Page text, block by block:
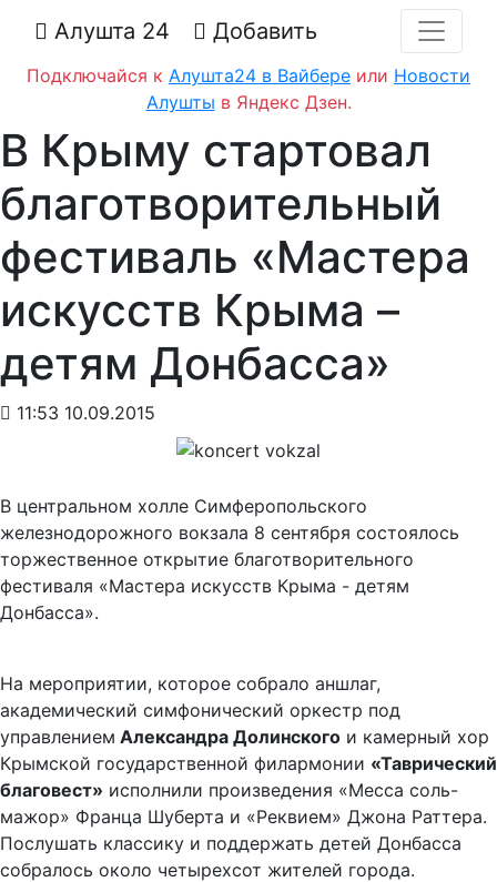
Алушта 24 Добавить
Подключайся к Алушта24 в Вайбере или Новости
Алушты в Яндекс Дзен.
В Крыму стартовал
благотворительный
фестиваль «Мастера
искусств Крыма –
детям Донбасса»
11:53 10.09.2015
В центральном холле Симферопольского
железнодорожного вокзала 8 сентября состоялось
торжественное открытие благотворительного
фестиваля «Мастера искусств Крыма - детям
Донбасса».
На мероприятии, которое собрало аншлаг,
академический симфонический оркестр под
управлением Александра Долинского и камерный хор
Крымской государственной филармонии «Таврический
благовест» исполнили произведения «Месса соль-
мажор» Франца Шуберта и «Реквием» Джона Раттера.
Послушать классику и поддержать детей Донбасса
собралось около четырехсот жителей города.